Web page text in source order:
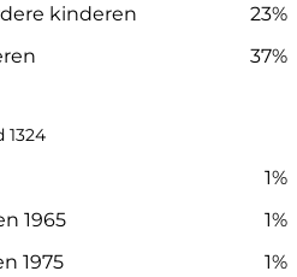
kinderen
23%
37%
1324
1%
1965
1%
1975
1%